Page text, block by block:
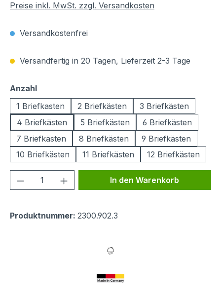
Preise inkl. MwSt. zzgl. Versandkosten
Versandkostenfrei
Versandfertig in 20 Tagen, Lieferzeit 2-3 Tage
Anzahlauswählen
1 Briefkasten
2 Briefkästen
3 Briefkästen
4 Briefkästen
5 Briefkästen
6 Briefkästen
7 Briefkästen
8 Briefkästen
9 Briefkästen
10 Briefkästen
11 Briefkästen 12 Briefkästen
Produkt Anzahl: Gib denIn den Warenkorb
Produktnummer: 2300.902.3